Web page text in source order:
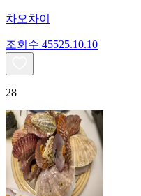
차오차이
조회수 45525.10.10
28